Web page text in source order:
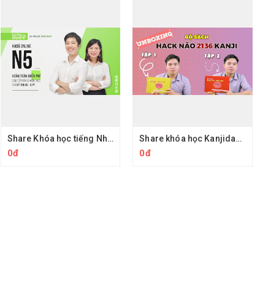
Share Khóa học tiếng Nhật N5 Dungmori - Hướng dẫn học JLPT tiếng nhật online
0đ
Share khóa học Kanjidao.com - Học Kanji Qua Câu Chuyện
0đ